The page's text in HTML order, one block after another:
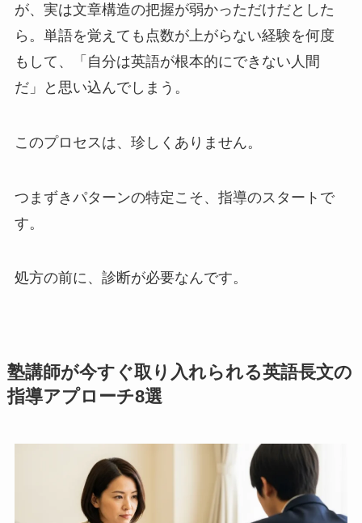
が、実は文章構造の把握が弱かっただけだとした
ら。単語を覚えても点数が上がらない経験を何度
もして、「自分は英語が根本的にできない人間
だ」と思い込んでしまう。
このプロセスは、珍しくありません。
つまずきパターンの特定こそ、指導のスタートで
す。
処方の前に、診断が必要なんです。
塾講師が今すぐ取り入れられる英語長文の
指導アプローチ8選